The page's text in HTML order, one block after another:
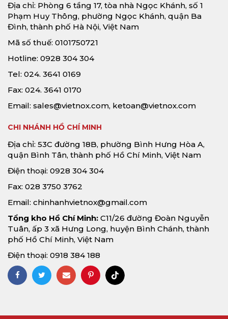
Địa chỉ: Phòng 6 tầng 17, tòa nhà Ngọc Khánh, số 1
Phạm Huy Thông, phường Ngọc Khánh, quận Ba
Đình, thành phố Hà Nội, Việt Nam
Mã số thuế: 0101750721
Hotline: 0928 304 304
Tel: 024. 3641 0169
Fax: 024. 3641 0170
Email: sales@vietnox.com, ketoan@vietnox.com
CHI NHÁNH HỒ CHÍ MINH
Địa chỉ: 53C đường 18B, phường Bình Hưng Hòa A,
quận Bình Tân, thành phố Hồ Chí Minh, Việt Nam
Điện thoại: 0928 304 304
Fax: 028 3750 3762
Email: chinhanhvietnox@gmail.com
Tổng kho Hồ Chí Minh: C11/26 đường Đoàn Nguyễn
Tuân, ấp 3 xã Hưng Long, huyện Bình Chánh, thành
phố Hồ Chí Minh, Việt Nam
Điện thoại: 0918 384 188